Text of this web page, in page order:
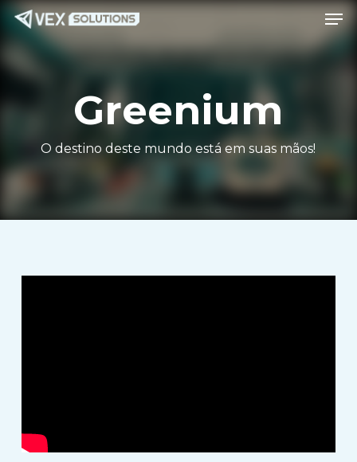
conteúdo
Greenium
O destino deste mundo está em suas mãos!
Menu